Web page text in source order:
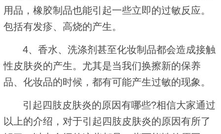
用品，橡胶制品也能引起一些立即的过敏反应。
包括有发疹、高烧的产生。
4、香水、洗涤剂甚至化妆制品都会造成接触
性皮肤炎的产生。尤其是当我们换擦新的保养
品、化妆品的时候，都有可能产生过敏的现象。
引起四肢皮肤炎的原因有哪些?相信大家通过
以上的介绍，对于引起四肢皮肤炎的原因有所了